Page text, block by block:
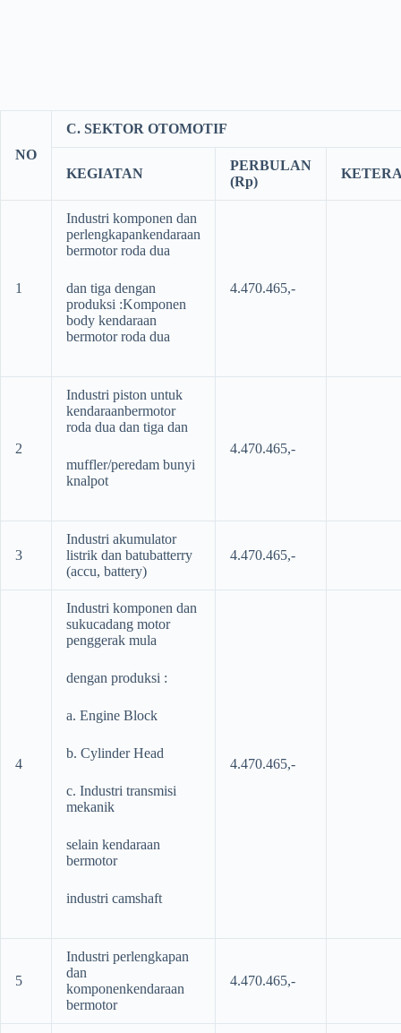
NO
C. SEKTOR OTOMOTIF
KEGIATAN
PERBULAN
(Rp)
1
Industri komponen dan
perlengkapankendaraan
bermotor roda dua
dan tiga dengan
produksi :Komponen
body kendaraan
bermotor roda dua
4.470.465,-
2
Industri piston untuk
kendaraanbermotor
roda dua dan tiga dan
muffler/peredam bunyi
knalpot
4.470.465,-
3
Industri akumulator
listrik dan batubatterry
(accu, battery)
4.470.465,-
4
Industri komponen dan
sukucadang motor
penggerak mula
dengan produksi :
a. Engine Block
b. Cylinder Head
c. Industri transmisi
mekanik
selain kendaraan
bermotor
industri camshaft
4.470.465,-
5
Industri perlengkapan
dan
komponenkendaraan
bermotor
4.470.465,-